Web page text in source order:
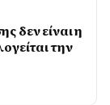
δεν είναι η
την